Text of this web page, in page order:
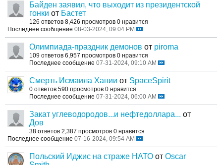
Байден заявил, что выходит из президентской
гонки от Бастет
126 ответов 8,426 просмотров 0 нравится
Последнее сообщение 08-03-2024, 09:04 PM
Олимпиада-праздник демонов от piroma
109 ответов 6,957 просмотров 0 нравится
Последнее сообщение 07-31-2024, 09:10 AM
Смерть Исмаила Хании от SpaceSpirit
0 ответов 590 просмотров 0 нравится
Последнее сообщение 07-31-2024, 06:00 AM
Закат углеводородов...и нефтедоллара... от
Дов
38 ответов 2,387 просмотров 0 нравится
Последнее сообщение 07-16-2024, 09:54 AM
Польский Иджис на страже НАТО от Oscar